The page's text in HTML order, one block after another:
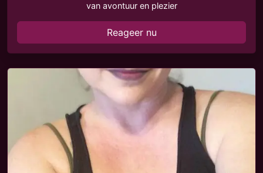
van avontuur en plezier
Reageer nu